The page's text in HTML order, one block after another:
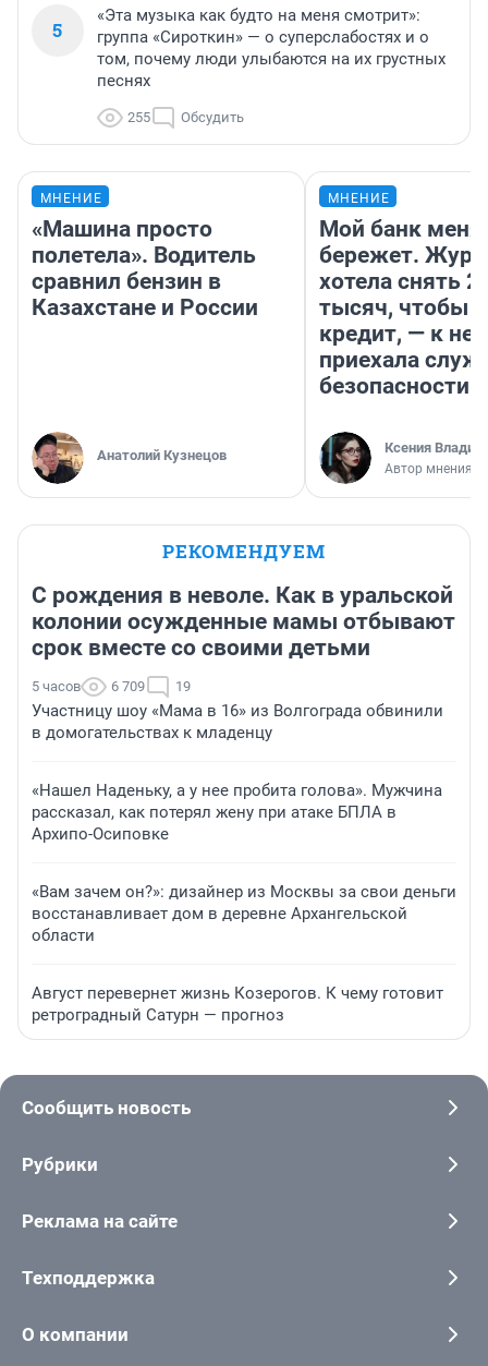
5
«Эта музыка как будто на меня смотрит»:
группа «Сироткин» — о суперслабостях и о
том, почему люди улыбаются на их грустных
песнях
255 Обсудить
МНЕНИЕ
«Машина просто
полетела». Водитель
сравнил бензин в
Казахстане и России
Анатолий Кузнецов
МНЕНИЕ
Мой банк меня
бережет.
хотела снять
тысяч, чтобы
кредит, — к
приехала
безопасности
Ксения
Автор мнения
РЕКОМЕНДУЕМ
С рождения в неволе. Как в уральской
колонии осужденные мамы отбывают
срок вместе со своими детьми
5 часов 6 709 19
Участницу шоу «Мама в 16» из Волгограда обвинили
в домогательствах к младенцу
«Нашел Наденьку, а у нее пробита голова». Мужчина
рассказал, как потерял жену при атаке БПЛА в
Архипо-Осиповке
«Вам зачем он?»: дизайнер из Москвы за свои деньги
восстанавливает дом в деревне Архангельской
области
Август перевернет жизнь Козерогов. К чему готовит
ретроградный Сатурн — прогноз
Сообщить новость
Рубрики
Реклама на сайте
Техподдержка
О компании